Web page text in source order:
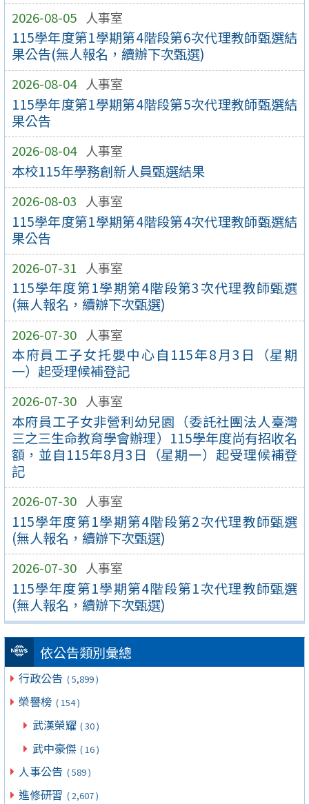
2026-08-05 人事室
115學年度第1學期第4階段第6次代理教師甄選結
果公告(無人報名，續辦下次甄選)
2026-08-04 人事室
115學年度第1學期第4階段第5次代理教師甄選結
果公告
2026-08-04 人事室
本校115年學務創新人員甄選結果
2026-08-03 人事室
115學年度第1學期第4階段第4次代理教師甄選結
果公告
2026-07-31 人事室
115學年度第1學期第4階段第3次代理教師甄選
(無人報名，續辦下次甄選)
2026-07-30 人事室
本府員工子女托嬰中心自115年8月3日（星期
一）起受理候補登記
2026-07-30 人事室
本府員工子女非營利幼兒園（委託社團法人臺灣
三之三生命教育學會辦理）115學年度尚有招收名
額，並自115年8月3日（星期一）起受理候補登
記
2026-07-30 人事室
115學年度第1學期第4階段第2次代理教師甄選
(無人報名，續辦下次甄選)
2026-07-30 人事室
115學年度第1學期第4階段第1次代理教師甄選
(無人報名，續辦下次甄選)
依公告類別彙總
行政公告 ( 5,899 )
榮譽榜 ( 154 )
武漢榮耀 ( 30 )
武中豪傑 ( 16 )
人事公告 ( 589 )
進修研習 ( 2,607 )